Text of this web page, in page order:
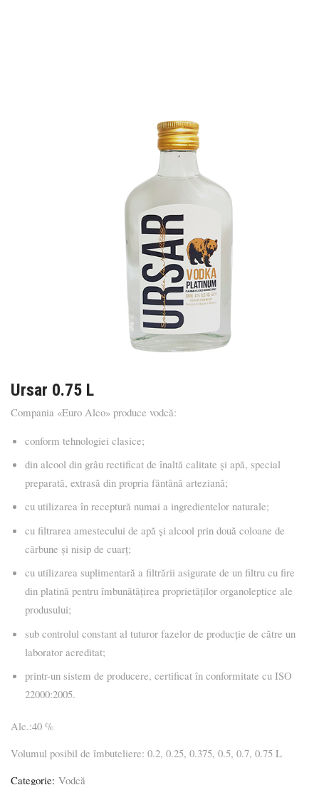
Ursar 0.75 L
Compania «Euro Alco» produce vodcă:
conform tehnologiei clasice;
din alcool din grâu rectificat de înaltă calitate și apă, special
preparată, extrasă din propria fântână arteziană;
cu utilizarea în receptură numai a ingredientelor naturale;
cu filtrarea amestecului de apă şi alcool prin două coloane de
cărbune și nisip de cuarț;
cu utilizarea suplimentară a filtrării asigurate de un filtru cu fire
din platină pentru îmbunătățirea proprietăților organoleptice ale
produsului;
sub controlul constant al tuturor fazelor de producție de către un
laborator acreditat;
printr-un sistem de producere, certificat în conformitate cu ISO
22000:2005.
Alc.:40 %
Volumul posibil de îmbuteliere: 0.2, 0.25, 0.375, 0.5, 0.7, 0.75 L
Categorie: Vodcă